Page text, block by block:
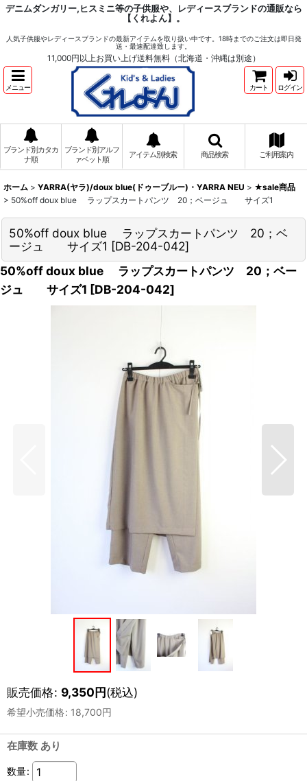
デニムダンガリー,ヒスミニ等の子供服や、レディースブランドの通販なら
【くれよん】。
人気子供服やレディースブランドの最新アイテムを取り扱い中です。18時までのご注文は即日発
送・最速配達致します。
11,000円以上お買い上げ送料無料（北海道・沖縄は別途）
メニュー カート ログイン
ブランド別カタカ
ナ順
ブランド別アルフ
ァベット順
アイテム別検索 商品検索 ご利用案内
ホーム > YARRA(ヤラ)/doux blue(ドゥーブルー)・YARRA NEU > ★sale商品
> 50%off doux blue ラップスカートパンツ 20；ベージュ サイズ1
50%off doux blue ラップスカートパンツ 20；ベ
ージュ サイズ1 [DB-204-042]
50%off doux blue ラップスカートパンツ 20；ベー
ジュ サイズ1 [DB-204-042]
販売価格: 9,350円(税込)
希望小売価格: 18,700円
在庫数 あり
数量: